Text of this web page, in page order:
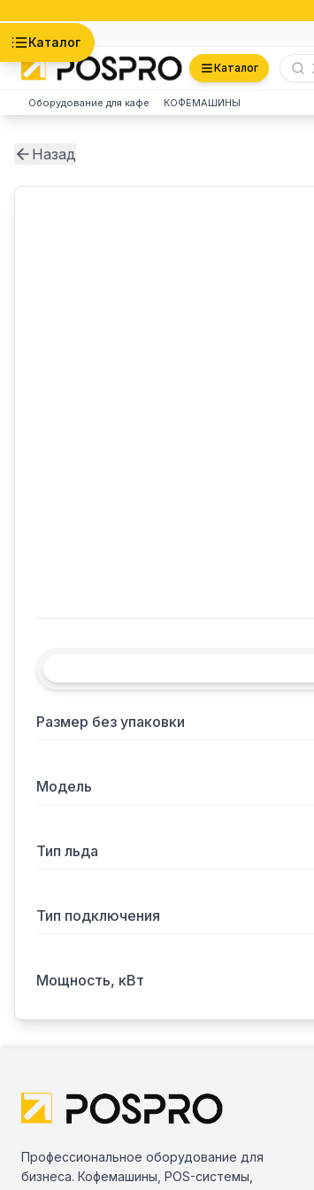
Каталог
Каталог
Оборудование для кафе КОФЕМАШИНЫ
Назад
Размер без упаковки
Модель
Тип льда
Тип подключения
Мощность, кВт
Профессиональное оборудование для
бизнеса. Кофемашины, POS-системы,